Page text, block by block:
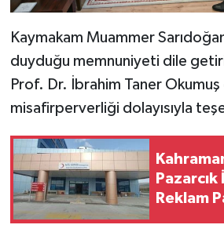
Kaymakam Muammer
duyduğu memnuniyeti dile
Prof. Dr. İbrahim Taner Okumuş
misafirperverliği dolayısıyla
Reklam